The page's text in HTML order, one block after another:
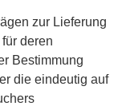
zur Lieferung
deren
Bestimmung
die eindeutig auf